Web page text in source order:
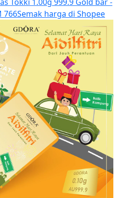
766Semak harga di Shopee